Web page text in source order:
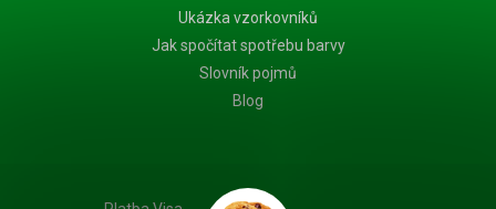
Ukázka vzorkovníků
Jak spočítat spotřebu barvy
Slovník pojmů
Blog